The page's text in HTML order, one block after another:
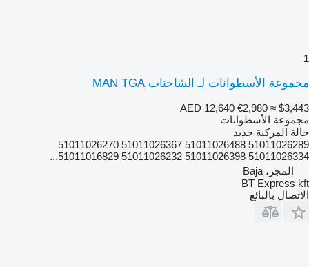
1
مجموعة الأسطوانات لـ الشاحنات MAN TGA
AED 12,640 €2,980 ≈ $3,443
مجموعة الأسطوانات
حالة المركبة جديد
51011026289 51011026488 51011026367 51011026270
51011026334 51011026398 51011026232 51011016829...
المجر، Baja
BT Express kft
الاتصال بالبائع